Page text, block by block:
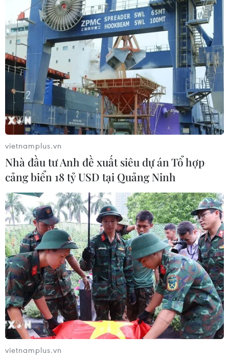
vietnamplus.vn
Nhà đầu tư Anh đề xuất siêu dự án Tổ hợp
cảng biển 18 tỷ USD tại Quảng Ninh
vietnamplus.vn